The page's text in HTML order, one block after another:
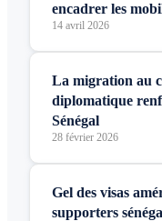
encadrer les
14 avril 2026
La migration au
diplomatique
Sénégal
28 février 2026
Gel des visas
supporters